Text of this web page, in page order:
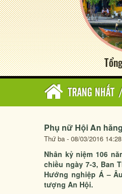
TRANG NHẤT /
Phụ nữ Hội An
Thứ ba - 08/03/2016 14:28
Nhân kỷ niệm 106
chiều ngày 7-3, Ban
Hướng nghiệp Á –
tượng An Hội.